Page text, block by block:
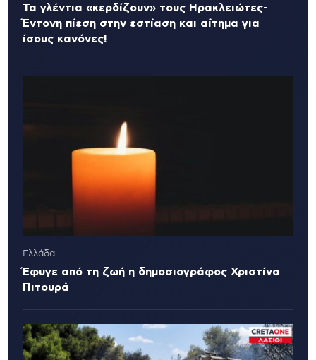
Τα γλέντια «κερδίζουν» τους Ηρακλειώτες-
Έντονη πίεση στην εστίαση και αίτημα για
ίσους κανόνες!
Ελλάδα
Έφυγε από τη ζωή η δημοσιογράφος Χριστίνα
Πιτουρά